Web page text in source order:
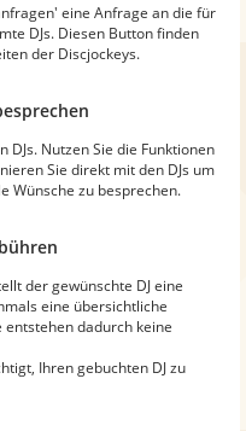
eine Anfrage an die für
DJs. Diesen Button finden
der Discjockeys.
Nutzen Sie die Funktionen
Sie direkt mit den DJs um
Wünsche zu besprechen.
der gewünschte DJ eine
eine übersichtliche
dadurch keine
Ihren gebuchten DJ zu